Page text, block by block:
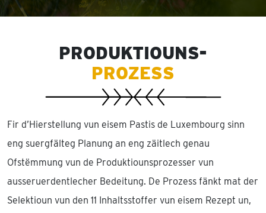
PRODUKTIOUNS-
PROZESS
Fir d’Hierstellung vun eisem Pastis de Luxembourg sinn
eng suergfälteg Planung an eng zäitlech genau
Ofstëmmung vun de Produktiounsprozesser vun
ausseruerdentlecher Bedeitung. De Prozess fänkt mat der
Selektioun vun den 11 Inhaltsstoffer vun eisem Rezept un,